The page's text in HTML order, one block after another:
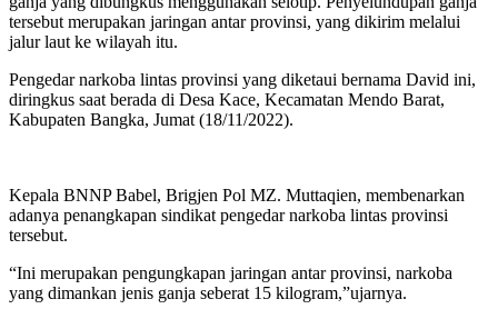
tersebut merupakan jaringan antar provinsi, yang dikirim melalui
jalur laut ke wilayah itu.
Pengedar narkoba lintas provinsi yang diketaui bernama David ini,
diringkus saat berada di Desa Kace, Kecamatan Mendo Barat,
Kabupaten Bangka, Jumat (18/11/2022).
Kepala BNNP Babel, Brigjen Pol MZ. Muttaqien, membenarkan
adanya penangkapan sindikat pengedar narkoba lintas provinsi
tersebut.
“Ini merupakan pengungkapan jaringan antar provinsi, narkoba
yang dimankan jenis ganja seberat 15 kilogram,”ujarnya.